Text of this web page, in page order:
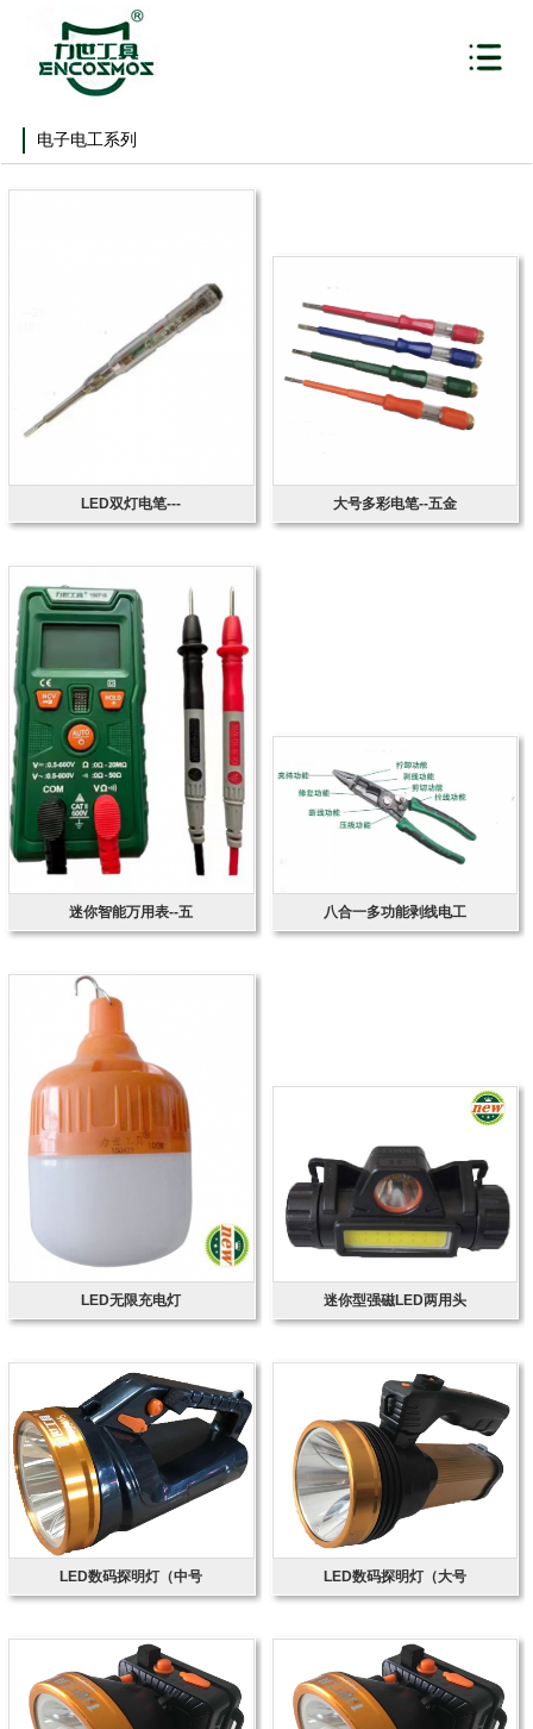
电子电工系列
LED双灯电笔--- 大号多彩电笔--五金
迷你智能万用表--五 八合一多功能剥线电工
LED无限充电灯 迷你型强磁LED两用头
LED数码探明灯（中号 LED数码探明灯（大号